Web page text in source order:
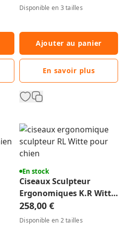
Disponible en 3 tailles
Ajouter au panier
En savoir plus
En stock
Ciseaux Sculpteur
Ergonomiques K.R Witte
Pro - Toilettage Chien &
Chat
258,00 €
Disponible en 2 tailles